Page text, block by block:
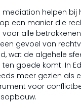
mediation helpen bij
een manier die
alle
gevoel van
wat de algehele
goede komt. In
meer gezien als
voor